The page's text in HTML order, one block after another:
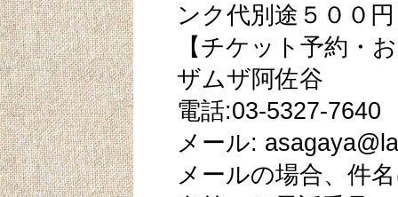
ンク代別途５００
【チケット予約・
ザムザ阿佐谷
電話:03-5327-7640
メール:
メールの場合、件